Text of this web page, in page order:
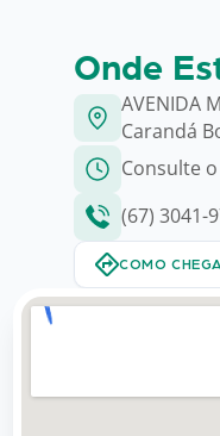
Onde
AVENIDA
Carandá
Consulte
(67) 3041-
COMO